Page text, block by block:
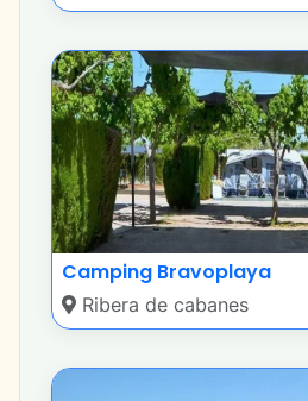
Camping Bravoplaya
Ribera de cabanes